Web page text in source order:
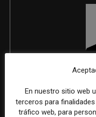
En nuestro sitio web
terceros para
tráfico web, para